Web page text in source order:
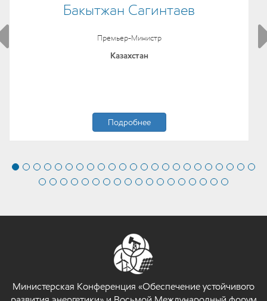
Бакытжан Сагинтаев
Премьер-Министр
Казахстан
Подробнее
Министерская Конференция «Обеспечение устойчивого